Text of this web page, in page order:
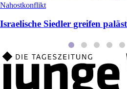
Nahostkonflikt
Israelische Siedler greifen